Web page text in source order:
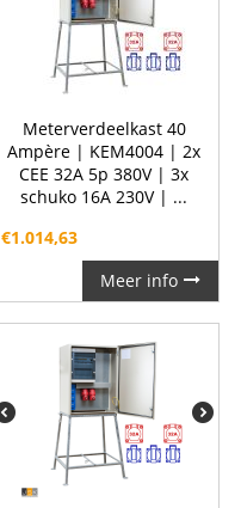
Meterverdeelkast 40
Ampère | KEM4004 | 2x
CEE 32A 5p 380V | 3x
schuko 16A 230V | ...
€1.014,63
Meer info